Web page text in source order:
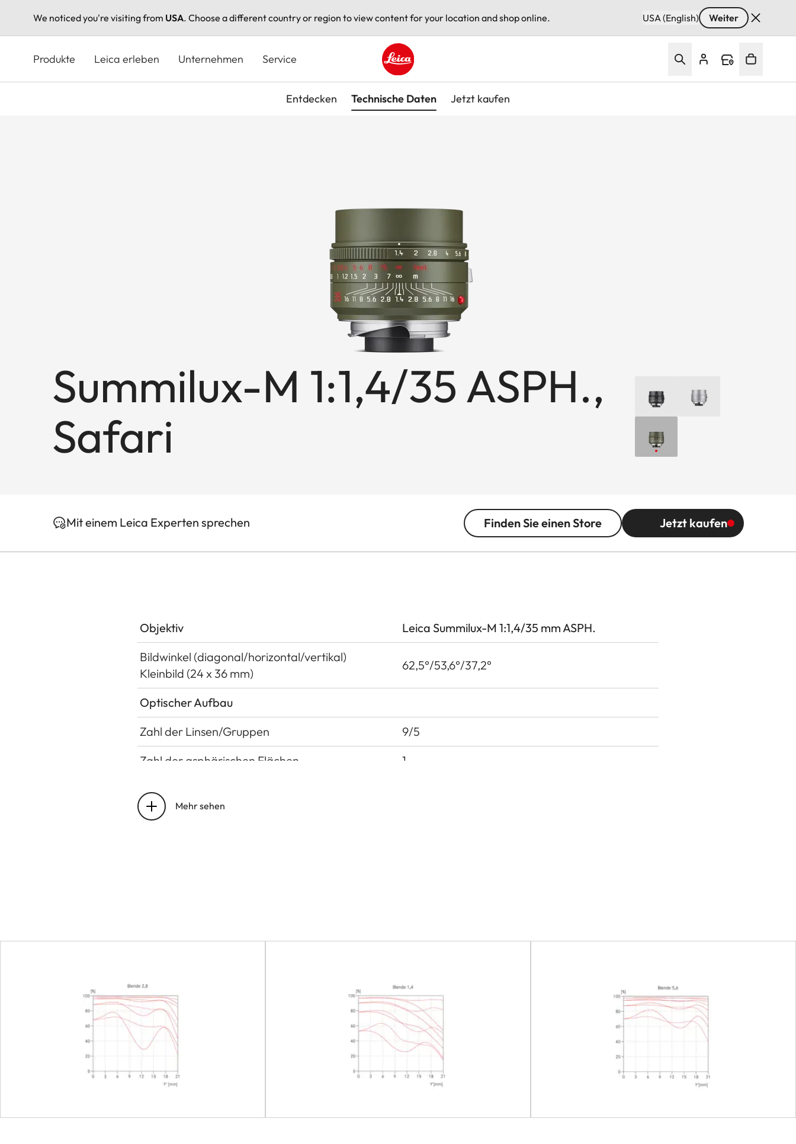
We noticed you're visiting from USA. Choose a different country or region to view content for your location and shop online. USA (English) Weiter
Produkte Leica erleben Unternehmen Service
Leica logo - Home
Entdecken Technische Daten Jetzt kaufen
Summilux-M 1:1,4/35 ASPH.,
Safari
Mit einem Leica Experten sprechen Finden Sie einen Store Jetzt kaufen
Objektiv
Leica Summilux-M 1:1,4/35 mm ASPH.
Bildwinkel (diagonal/horizontal/vertikal)
Kleinbild (24 x 36 mm)
62,5°/53,6°/37,2°
Optischer Aufbau
Zahl der Linsen/Gruppen
9/5
Zahl der asphärischen Flächen
1
Lage der Eintrittspupille vor dem Bajonett
Arbeitsbereich
Einstellung/Funktionsweise
Rastblende, in halben Stufen einstellbar
Kleinste Blende
16
Anzahl der Blendenlamellen
11
Bajonett
Leica M-Bajonett mit 6-Bit-Codierung
Mehr sehen